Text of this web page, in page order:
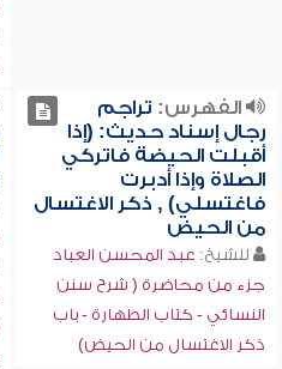
الفهرس: تراجم
رجال إسناد حديث: (إذا
أقبلت الحيضة فاتركي
الصلاة وإذا أدبرت
فاغتسلي) , ذكر الاغتسال
من الحيض
للشيخ: عبد المحسن العباد
جزء من محاضرة ( شرح سنن
النسائي - كتاب الطهارة - باب
ذكر الاغتسال من الحيض)